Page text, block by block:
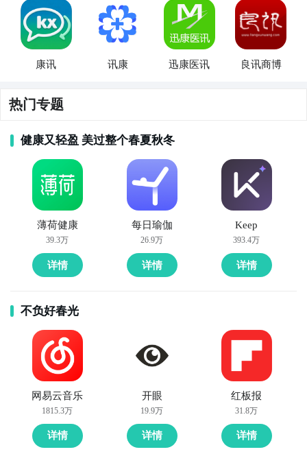
康讯 讯康 迅康医讯 良讯商博
热门专题
健康又轻盈 美过整个春夏秋冬
薄荷健康
39.3万
详情
每日瑜伽
26.9万
详情
Keep
393.4万
详情
不负好春光
网易云音乐
1815.3万
详情
开眼
19.9万
详情
红板报
31.8万
详情